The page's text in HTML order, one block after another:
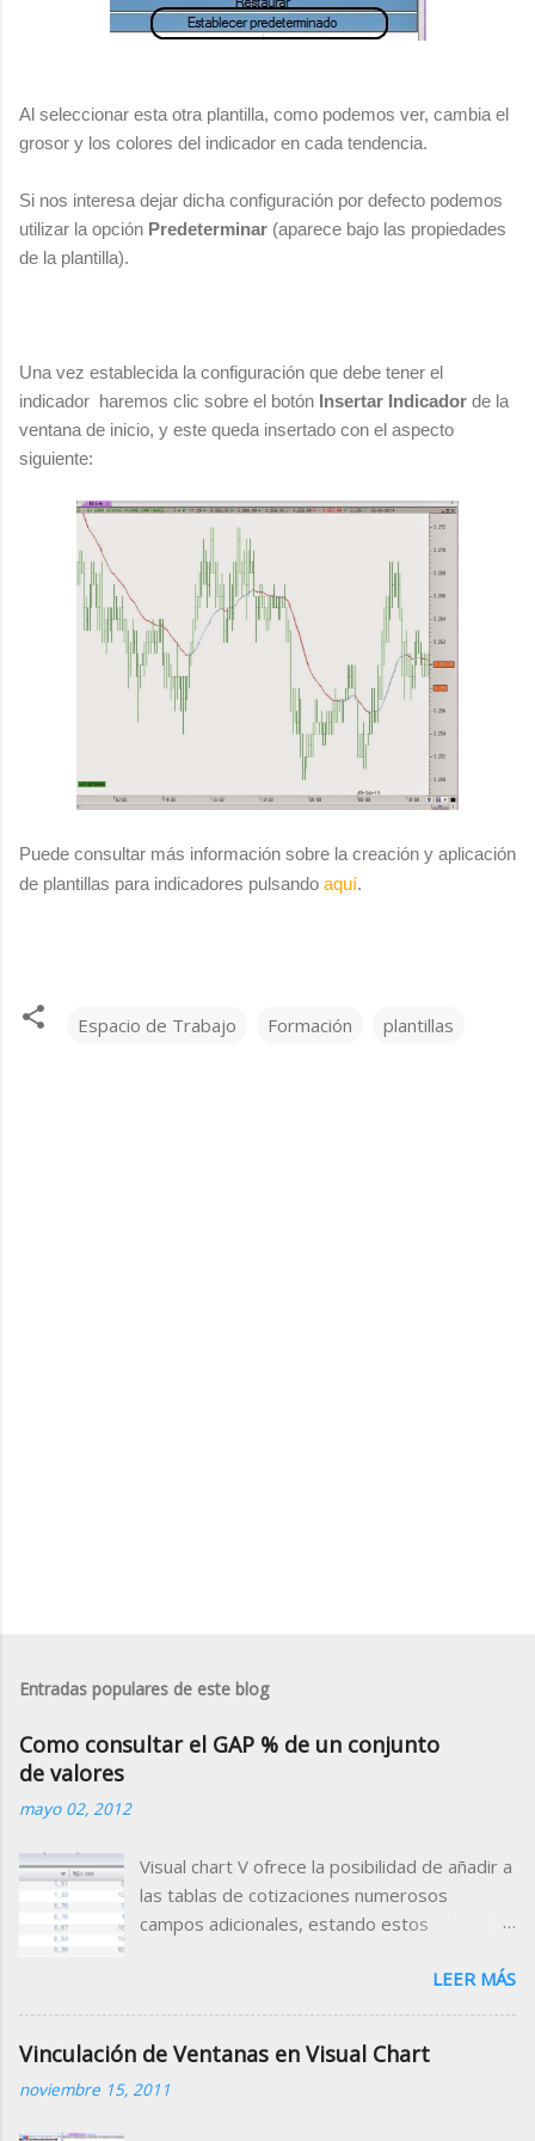
Al seleccionar esta otra plantilla, como podemos ver, cambia el
grosor y los colores del indicador en cada tendencia.
Si nos interesa dejar dicha configuración por defecto podemos
utilizar la opción Predeterminar (aparece bajo las propiedades
de la plantilla).
Una vez establecida la configuración que debe tener el
indicador haremos clic sobre el botón Insertar Indicador de la
ventana de inicio, y este queda insertado con el aspecto
siguiente:
Puede consultar más información sobre la creación y aplicación
de plantillas para indicadores pulsando aquí.
Espacio de Trabajo Formación plantillas
Entradas populares de este blog
Como consultar el GAP % de un conjunto
de valores
mayo 02, 2012
Visual chart V ofrece la posibilidad de añadir a
las tablas de cotizaciones numerosos
campos adicionales, estando estos
tiempo real, valor de indicadores, datos
fundamentales, rating etc.) Para el Mercado
Continuo, está disponible el campo Gap
Porcentual que muestra porcentualmente la
diferencia de la apertura con respecto al
LEER MÁS
Vinculación de Ventanas en Visual Chart
noviembre 15, 2011